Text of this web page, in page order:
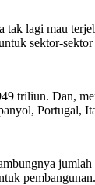
lagi mau
sektor-
triliun. Dan,
Portugal,
pembangunan.